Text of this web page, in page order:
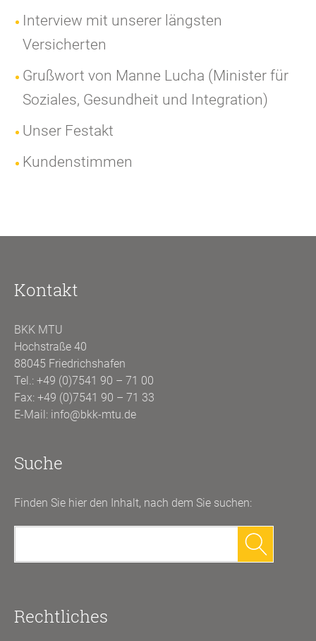
Interview mit unserer längsten
Versicherten
Grußwort von Manne Lucha (Minister für
Soziales, Gesundheit und Integration)
Unser Festakt
Kundenstimmen
Kontakt
BKK MTU
Hochstraße 40
88045 Friedrichshafen
Tel.: +49 (0)7541 90 – 71 00
Fax: +49 (0)7541 90 – 71 33
E-Mail: info@bkk-mtu.de
Suche
Finden Sie hier den Inhalt, nach dem Sie suchen:
Suchen
Rechtliches